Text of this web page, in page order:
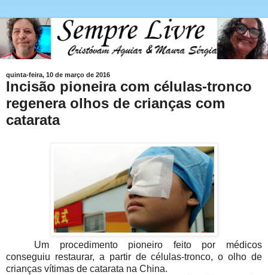
quinta-feira, 10 de março de 2016
Incisão pioneira com células-tronco
regenera olhos de crianças com
catarata
Um procedimento pioneiro feito por médicos
conseguiu restaurar, a partir de células-tronco, o olho de
crianças vítimas de catarata na China.